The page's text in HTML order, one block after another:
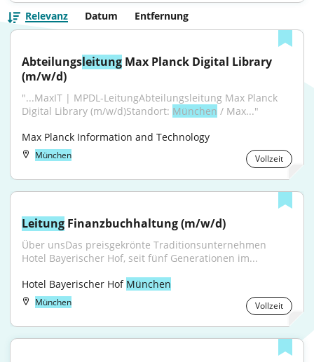
Relevanz Datum Entfernung
Abteilungs­leitung Max Planck Digital Library
(m/w/d)
"...MaxIT | MPDL-LeitungAbteilungsleitung Max Planck
Digital Library (m/w/d)Standort: München / Max..."
Max Planck Information and Technology
München Vollzeit
Leitung Finanzbuchhaltung (m/w/d)
Über unsDas preisgekrönte Traditionsunternehmen
Hotel Bayerischer Hof, seit fünf Generationen im...
Hotel Bayerischer Hof München
München Vollzeit